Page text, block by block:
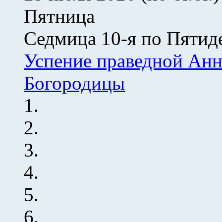
Пятница
Седмица 10-я по
Успение праведной
Богородицы